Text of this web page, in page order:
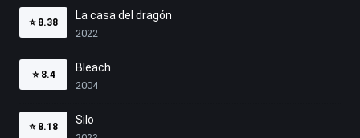
⭐ 8.38
La casa del dragón
2022
⭐ 8.4
Bleach
2004
⭐ 8.18
Silo